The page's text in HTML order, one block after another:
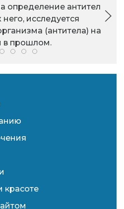
определение антител
исследуется
(антитела) на
в прошлом.
красоте